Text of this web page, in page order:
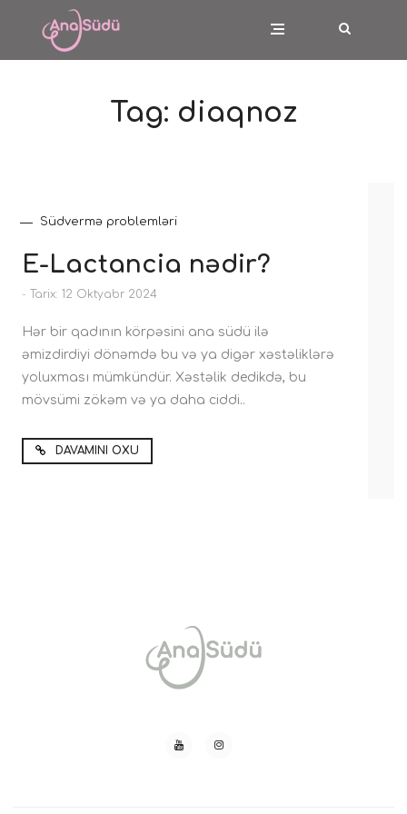
Tag: diaqnoz
Südvermə problemləri
E-Lactancia nədir?
- Tarix: 12 Oktyabr 2024
Hər bir qadının körpəsini ana südü ilə
əmizdirdiyi dönəmdə bu və ya digər xəstəliklərə
yoluxması mümkündür. Xəstəlik dedikdə, bu
mövsümi zökəm və ya daha ciddi..
DAVAMINI OXU